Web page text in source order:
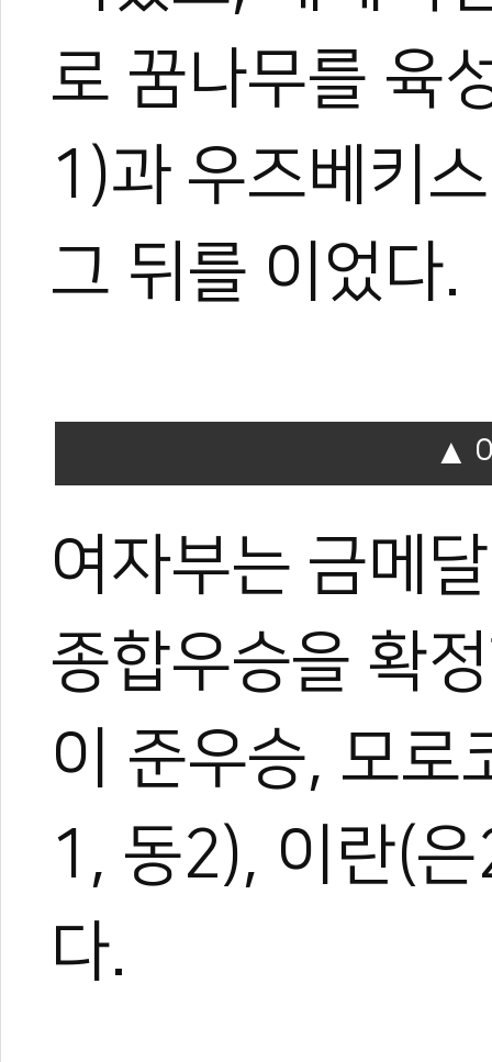
로 꿈나무를 육
1)과 우즈베키
그 뒤를 이었다.
여자부는 금메
종합우승을 확
이 준우승, 모
1, 동2), 이란(
다.
관련 뉴스
한국 유소년 태
엘살바도르 태